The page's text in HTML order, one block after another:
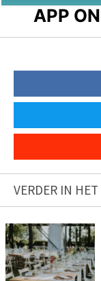
APP
VERDER IN